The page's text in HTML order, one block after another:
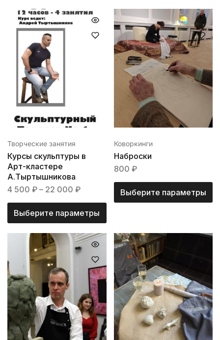
Творческие занятия
Курсы скульптуры в
Арт-кластере
А.Тыртышникова
4 500 ₽ – 22 000 ₽
Выберите параметры
Коворкинги
Наброски
800 ₽
Выберите параметры